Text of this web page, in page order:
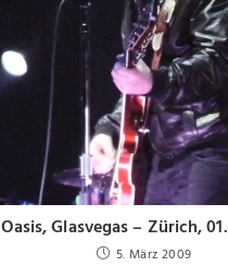
Oasis, Glasvegas – Zürich,
5. März 2009